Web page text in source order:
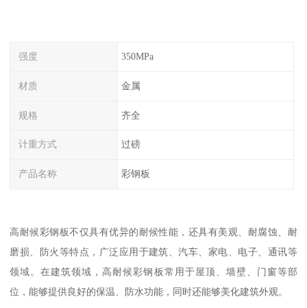
强度 350MPa
材质 金属
规格 齐全
计重方式 过磅
产品名称 彩钢板
高耐候彩钢板不仅具有优异的耐候性能，还具有美观、耐腐蚀、耐
磨损、防火等特点，广泛应用于建筑、汽车、家电、电子、通讯等
领域。在建筑领域，高耐候彩钢板常用于屋顶、墙壁、门窗等部
位，能够提供良好的保温、防水功能，同时还能够美化建筑外观。